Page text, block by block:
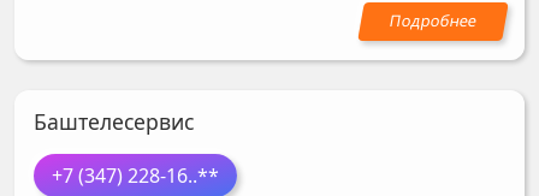
Баштелесервис
+7 (347) 228-16..**